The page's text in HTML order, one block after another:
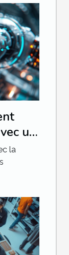
un
la